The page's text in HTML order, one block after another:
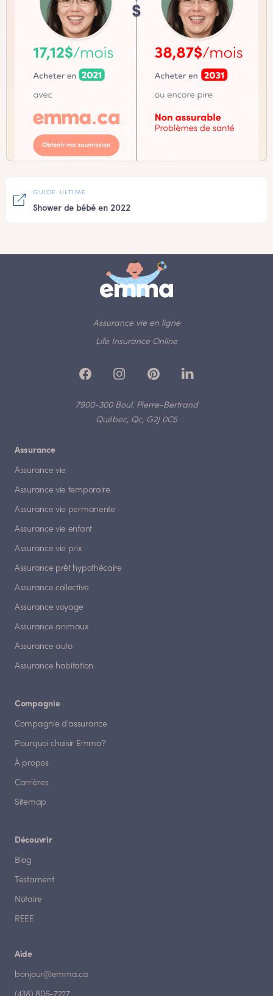
GUIDE ULTIME
Shower de bébé en 2022
Assurance vie en ligne
Life Insurance Online
7900-300 Boul. Pierre-Bertrand
Québec, Qc, G2J 0C5
Assurance
Assurance vie
Assurance vie temporaire
Assurance vie permanente
Assurance vie enfant
Assurance vie prix
Assurance prêt hypothécaire
Assurance collective
Assurance voyage
Assurance animaux
Assurance auto
Assurance habitation
Compagnie
Compagnie d'assurance
Pourquoi choisir Emma?
À propos
Carrières
Sitemap
Découvrir
Blog
Testament
Notaire
REEE
Aide
bonjour@emma.ca
(438) 806-7227